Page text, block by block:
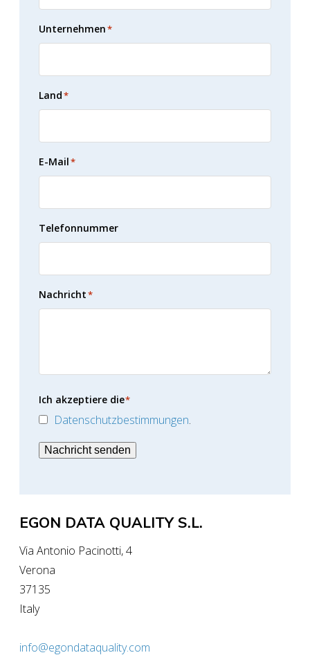
Unternehmen*
Land*
E-Mail*
Telefonnummer
Nachricht*
Ich akzeptiere die*
Datenschutzbestimmungen.
Nachricht senden
EGON DATA QUALITY S.L.
Via Antonio Pacinotti, 4
Verona
37135
Italy
info@egondataquality.com